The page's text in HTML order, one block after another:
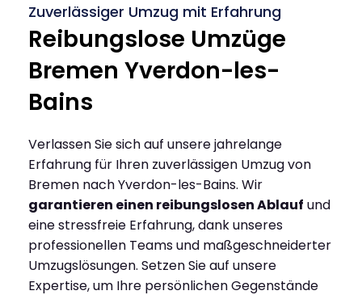
Zuverlässiger Umzug mit Erfahrung
Reibungslose Umzüge
Bremen Yverdon-les-
Bains
Verlassen Sie sich auf unsere jahrelange
Erfahrung für Ihren zuverlässigen Umzug von
Bremen nach Yverdon-les-Bains. Wir
garantieren einen reibungslosen Ablauf und
eine stressfreie Erfahrung, dank unseres
professionellen Teams und maßgeschneiderter
Umzugslösungen. Setzen Sie auf unsere
Expertise, um Ihre persönlichen Gegenstände